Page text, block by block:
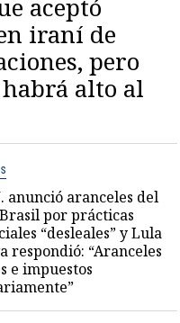
aceptó
iraní de
pero
alto al
anunció aranceles del
por prácticas
“desleales” y Lula
respondió: “Aranceles
e impuestos